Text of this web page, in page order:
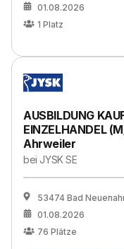
01.08.2026
1 Platz
AUSBILDUNG
EINZELHANDEL
Ahrweiler
bei JYSK SE
53474 Bad
01.08.2026
76 Plätze